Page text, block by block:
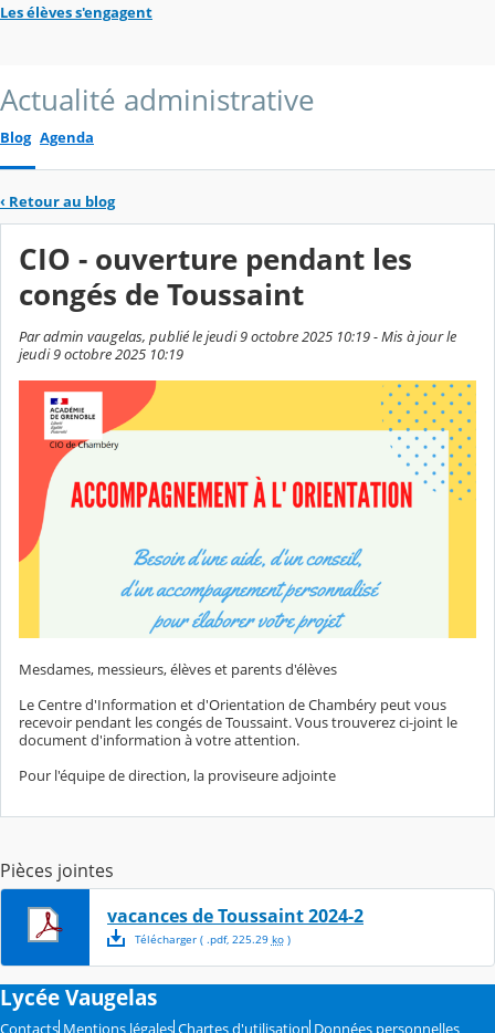
Les élèves s'engagent
Actualité administrative
Blog Agenda
‹ Retour au blog
CIO - ouverture pendant les
congés de Toussaint
Par admin vaugelas, publié le jeudi 9 octobre 2025 10:19 - Mis à jour le
jeudi 9 octobre 2025 10:19
Mesdames, messieurs, élèves et parents d'élèves
Le Centre d'Information et d'Orientation de Chambéry peut vous
recevoir pendant les congés de Toussaint. Vous trouverez ci-joint le
document d'information à votre attention.
Pour l'équipe de direction, la proviseure adjointe
Pièces jointes
vacances de Toussaint 2024-2
Télécharger( .pdf, 225.29 ko)
Lycée Vaugelas
Contacts Mentions légales Chartes d'utilisation Données personnelles